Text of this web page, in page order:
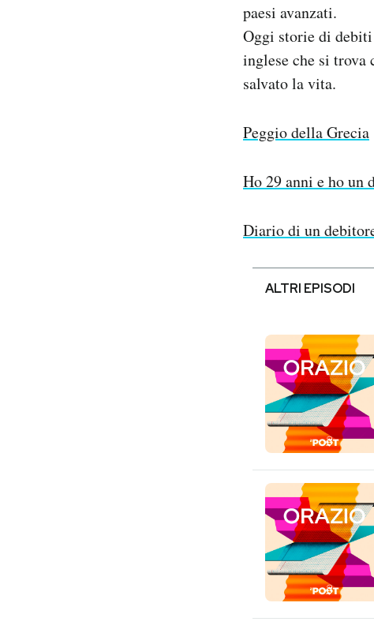
paesi avanzati.
Oggi storie di debiti
inglese che si trova
salvato la vita.
Peggio della Grecia
Ho 29 anni e ho un
Diario di un
ALTRI EPISODI